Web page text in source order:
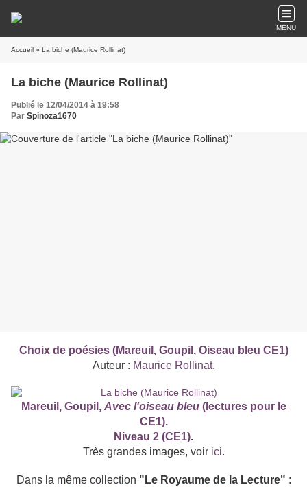
MENU
Accueil » La biche (Maurice Rollinat)
La biche (Maurice Rollinat)
Publié le 12/04/2014 à 19:58
Par Spinoza1670
Choix de poésies (Mareuil, Goupil, Oiseau bleu CE1)
Auteur : Maurice Rollinat.
Mareuil, Goupil, Avec l'oiseau bleu(lectures pour le
CE1).
Niveau 2 (CE1).
Très grandes images, voir ici.
Dans la même collection "Le Royaume de la Lecture" :